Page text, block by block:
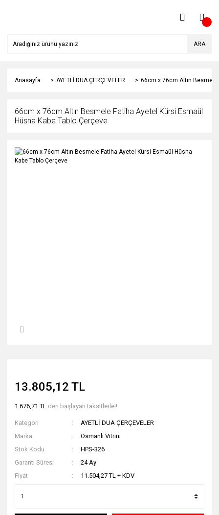
ARA
Anasayfa AYETLİ DUA ÇERÇEVELER 66cm x 76cm Altın
66cm x 76cm Altın Besmele Fatiha Ayetel Kürsi Esmaül
Hüsna Kabe Tablo Çerçeve
13.805,12 TL
1.676,71 TL den başlayan taksitlerle!!
Kategori
AYETLİ DUA ÇERÇEVELER
Marka
Osmanlı Vitrini
Stok Kodu
HPS-326
Garanti Süresi
24 Ay
Fiyat
11.504,27 TL + KDV